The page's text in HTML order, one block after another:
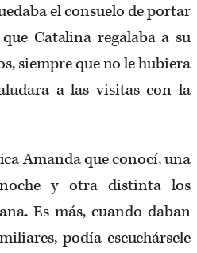
el consuelo de portar
Catalina regalaba a su
siempre que no le hubiera
a las visitas con la
Amanda que conocí, una
y otra distinta los
Es más, cuando daban
podía escuchársele